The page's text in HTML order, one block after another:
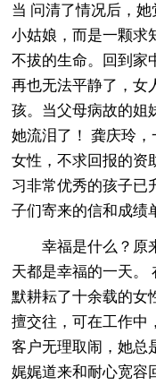
当 问清了情况后，
小姑娘，而是一颗求
不拔的生命。回到家
再也无法平静了，女
孩。当父母病故的姐
她流泪了！ 龚庆玲
女性，不求回报的资
习非常优秀的孩子已
子们寄来的信和成绩
幸福是什么？原
天都是幸福的一天。
默耕耘了十余载的
擅交往，可在工作中
客户无理取闹，她总
娓娓道来和耐心宽容